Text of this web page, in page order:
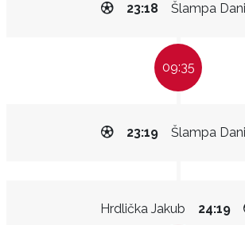
Šlampa
23:18
09:35
Šlampa
23:19
Hrdlička Jakub 24:19